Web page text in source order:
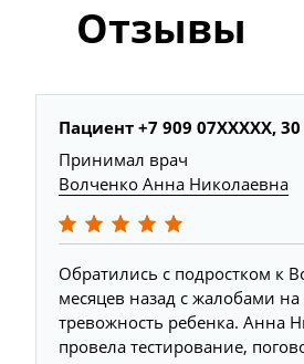
Отзывы
Пациент +7 909 07XXXXX,
Принимал врач
Волченко Анна Николаевна
Обратились с подростком к
месяцев назад с жалобами
тревожность ребенка. Анна
провела тестирование,